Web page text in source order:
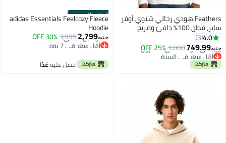
8
Feathers هودي رجالي شتوي أوفر
سايز، قطن 100% دافئ ومريح
4.0
3
جنيه749.99
1,000
25% OFF
أقل سعر في السنة
باقي 1 وحدات في المخزون
أقل سعر في السنة
الستور الرسمي
adidas Essentials Feelcozy Fleece
Hoodie
جنيه2,799
3,999
30% OFF
أقل سعر في 7 يوم
أقل سعر في 7 يوماحصل عليهغدًا